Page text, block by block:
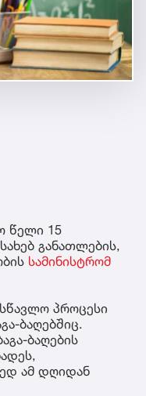
წელი 15
განათლების,
სამინისტრომ
პროცესი
ბაღებშიც.
ბაღების
ამ დღიდან